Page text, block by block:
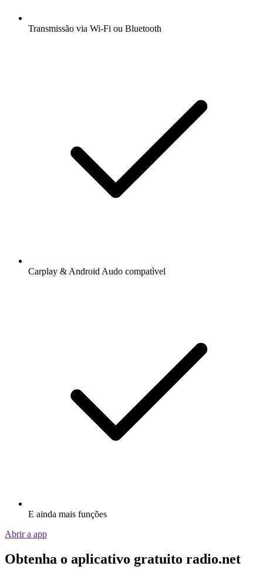
Transmissão via Wi-Fi ou Bluetooth
Carplay & Android Audo compatìvel
E ainda mais funções
Abrir a app
Obtenha o aplicativo gratuito radio.net